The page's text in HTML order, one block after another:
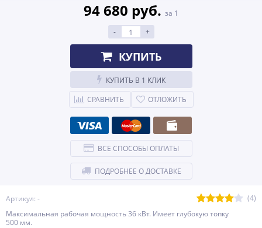
Артикул: -
(4)
Максимальная рабочая мощность 36 кВт. Имеет глубокую топку
500 мм.
94 680 руб. за 1
-
+
КУПИТЬ
КУПИТЬ В 1 КЛИК
СРАВНИТЬ
ОТЛОЖИТЬ
ВСЕ СПОСОБЫ ОПЛАТЫ
ПОДРОБНЕЕ О ДОСТАВКЕ